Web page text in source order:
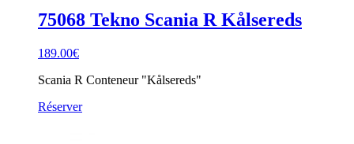
75068 Tekno Scania R Kålsereds
189.00€
Scania R Conteneur "Kålsereds"
Réserver